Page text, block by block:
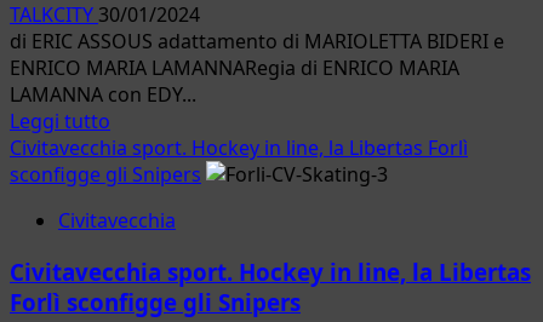
un
mare
di
plastica
di
cui
possiamo
a
meno”
TALKCITY 30/01/2024
di ERIC ASSOUS adattamento di MARIOLETTA BIDERI e
ENRICO MARIA LAMANNARegia di ENRICO MARIA
LAMANNA con EDY...
Leggi tutto
di
più
Palco.News.
Manzoni
“Montagne
Civitavecchia sport. Hockey in line, la Libertas Forlì
sconfigge gli Snipers
Civitavecchia
Civitavecchia sport. Hockey in line, la Libertas
Forlì sconfigge gli Snipers